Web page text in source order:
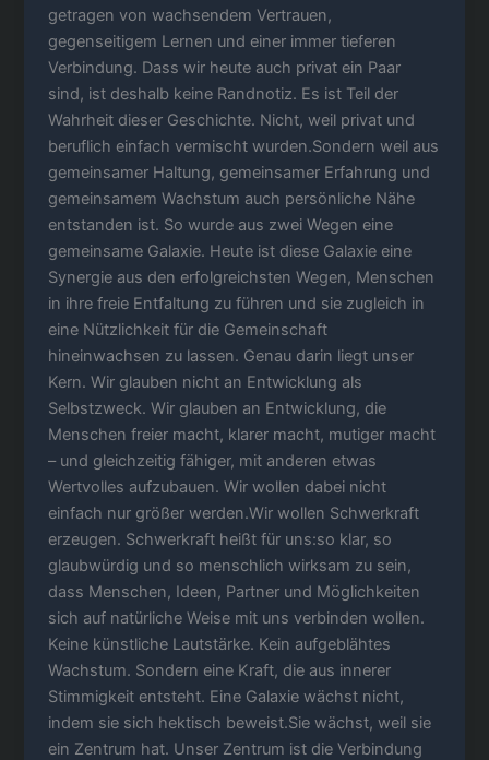
getragen von wachsendem Vertrauen,
gegenseitigem Lernen und einer immer tieferen
Verbindung. Dass wir heute auch privat ein Paar
sind, ist deshalb keine Randnotiz. Es ist Teil der
Wahrheit dieser Geschichte. Nicht, weil privat und
beruflich einfach vermischt wurden.Sondern weil aus
gemeinsamer Haltung, gemeinsamer Erfahrung und
gemeinsamem Wachstum auch persönliche Nähe
entstanden ist. So wurde aus zwei Wegen eine
gemeinsame Galaxie. Heute ist diese Galaxie eine
Synergie aus den erfolgreichsten Wegen, Menschen
in ihre freie Entfaltung zu führen und sie zugleich in
eine Nützlichkeit für die Gemeinschaft
hineinwachsen zu lassen. Genau darin liegt unser
Kern. Wir glauben nicht an Entwicklung als
Selbstzweck. Wir glauben an Entwicklung, die
Menschen freier macht, klarer macht, mutiger macht
– und gleichzeitig fähiger, mit anderen etwas
Wertvolles aufzubauen. Wir wollen dabei nicht
einfach nur größer werden.Wir wollen Schwerkraft
erzeugen. Schwerkraft heißt für uns:so klar, so
glaubwürdig und so menschlich wirksam zu sein,
dass Menschen, Ideen, Partner und Möglichkeiten
sich auf natürliche Weise mit uns verbinden wollen.
Keine künstliche Lautstärke. Kein aufgeblähtes
Wachstum. Sondern eine Kraft, die aus innerer
Stimmigkeit entsteht. Eine Galaxie wächst nicht,
indem sie sich hektisch beweist.Sie wächst, weil sie
ein Zentrum hat. Unser Zentrum ist die Verbindung